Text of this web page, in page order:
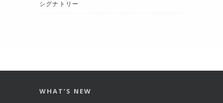
シグナトリー
WHAT’S NEW